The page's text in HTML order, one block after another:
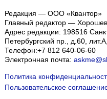
Редакция — ООО «Квантор»
Главный редактор —
Адрес редакции: 198516
Петербургский пр., д.60,
Телефон:+7 812 640-06-60
Электронная почта:
Политика
Пользовательское